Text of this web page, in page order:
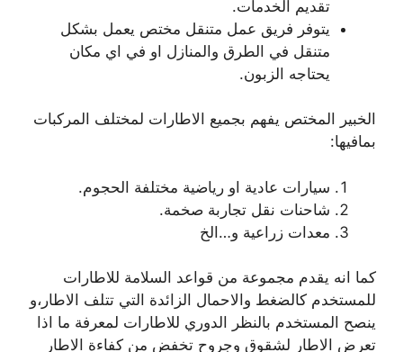
تقديم الخدمات.
يتوفر فريق عمل متنقل مختص يعمل بشكل
متنقل في الطرق والمنازل او في اي مكان
يحتاجه الزبون.
الخبير المختص يفهم بجميع الاطارات لمختلف المركبات
بمافيها:
سيارات عادية او رياضية مختلفة الحجوم.
شاحنات نقل تجاربة صخمة.
معدات زراعية و…الخ
كما انه يقدم مجموعة من قواعد السلامة للاطارات
للمستخدم كالضغط والاحمال الزائدة التي تتلف الاطار،و
ينصح المستخدم بالنظر الدوري للاطارات لمعرفة ما اذا
تعرض الاطار لشقوق وجروح تخفض من كفاءة الاطار